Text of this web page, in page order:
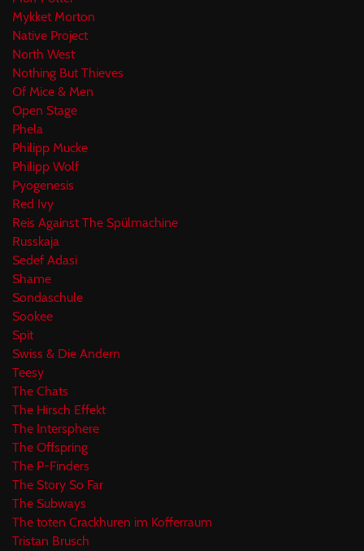
Mykket Morton
Native Project
North West
Nothing But Thieves
Of Mice & Men
Open Stage
Phela
Philipp Mucke
Philipp Wolf
Pyogenesis
Red Ivy
Reis Against The Spülmachine
Russkaja
Sedef Adasi
Shame
Sondaschule
Sookee
Spit
Swiss & Die Andern
Teesy
The Chats
The Hirsch Effekt
The Intersphere
The Offspring
The P-Finders
The Story So Far
The Subways
The toten Crackhuren im Kofferraum
Tristan Brusch